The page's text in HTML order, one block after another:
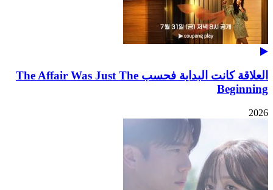
العلاقة كانت البداية فحسب The Affair Was Just The
Beginning
2026